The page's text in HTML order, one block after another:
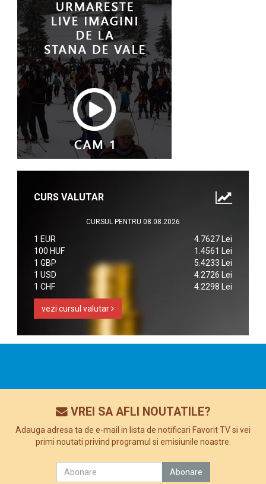
CURS VALUTAR
CURSUL PENTRU 08.08.2026
1 EUR
4.7627 Lei
100 HUF
1.4561 Lei
1 GBP
5.4233 Lei
1 USD
4.2726 Lei
1 CHF
4.2298 Lei
vezi cursul valutar
VREI SA AFLI NOUTATILE?
Adauga adresa ta de e-mail in lista de notificari Favorit TV si vei
primi noutati privind programul si emisiunile noastre.